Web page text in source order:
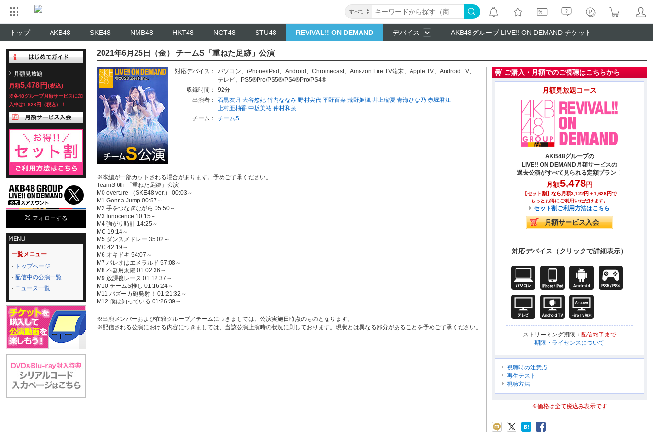
すべて
トップ AKB48 SKE48 NMB48 HKT48 NGT48 STU48 REVIVAL!! ON DEMAND デバイス AKB48グループ LIVE!! ON DEMAND チケット
月額見放題
月額5,478円 (税込)
※各48グループ月額サービスに加
入中は1,628円（税込）！
一覧メニュー
トップページ
配信中の公演一覧
ニュース一覧
2021年6月25日（金） チームS「重ねた足跡」公演
対応デバイス： パソコン、 iPhone/iPad 、 Android 、 Chromecast、 Amazon Fire TV端末、 Apple TV、 Android TV、
テレビ、
PS5®Pro/PS5®/PS4®Pro/PS4®
収録時間：
92分
出演者：
石黒友月 大谷悠妃 竹内ななみ 野村実代 平野百菜 荒野姫楓 井上瑠夏 青海ひな乃 赤堀君江
上村亜柚香 中坂美祐 仲村和泉
チーム：
チームS
※本編が一部カットされる場合があります。予めご了承ください。
TeamS 6th 「重ねた足跡」公演
M0 overture （SKE48 ver.） 00:03～
M1 Gonna Jump 00:57～
M2 手をつなぎながら 05:50～
M3 Innocence 10:15～
M4 強がり時計 14:25～
MC 19:14～
M5 ダンスメドレー 35:02～
MC 42:19～
M6 オキドキ 54:07～
M7 パレオはエメラルド 57:08～
M8 不器用太陽 01:02:36～
M9 放課後レース 01:12:37～
M10 チームS推し 01:16:24～
M11 バズーカ砲発射！ 01:21:32～
M12 僕は知っている 01:26:39～
※出演メンバーおよび在籍グループ／チームにつきましては、公演実施日時点のものとなります。
※配信される公演における内容につきましては、当該公演上演時の状況に則しております。現状とは異なる部分があることを予めご了承ください。
ご購入・月額でのご視聴はこちらから
月額見放題コース
AKB48グループの
LIVE!! ON DEMAND月額サービスの
過去公演がすべて見られる定額プラン！
月額5,478円
【セット割】なら月額3,122円＋1,628円で
もっとお得にご利用いただけます。
セット割ご利用方法はこちら
対応デバイス（クリックで詳細表示）
ストリーミング期限： 配信終了まで
期限・ライセンスについて
視聴時の注意点
再生テスト
視聴方法
※価格は全て税込み表示です